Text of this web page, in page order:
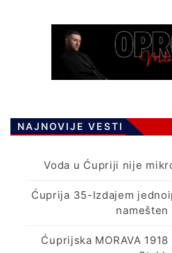
NAJNOVIJE VESTI
Voda u Ćupriji nije
Ćuprija 35-Izdajem
namešten
Ćuprijska MORAVA